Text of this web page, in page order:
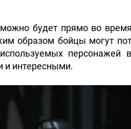
будет прямо во
образом бойцы могут
персонажей
и интересными.